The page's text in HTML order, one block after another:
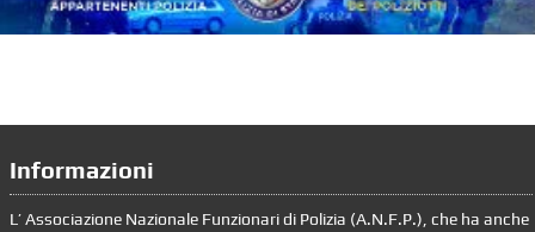
Informazioni
L’ Associazione Nazionale Funzionari di Polizia (A.N.F.P.), che ha anche